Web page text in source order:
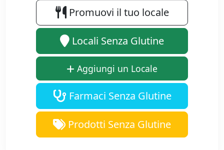
Promuovi il tuo locale
Locali Senza Glutine
Aggiungi un Locale
Farmaci Senza Glutine
Prodotti Senza Glutine